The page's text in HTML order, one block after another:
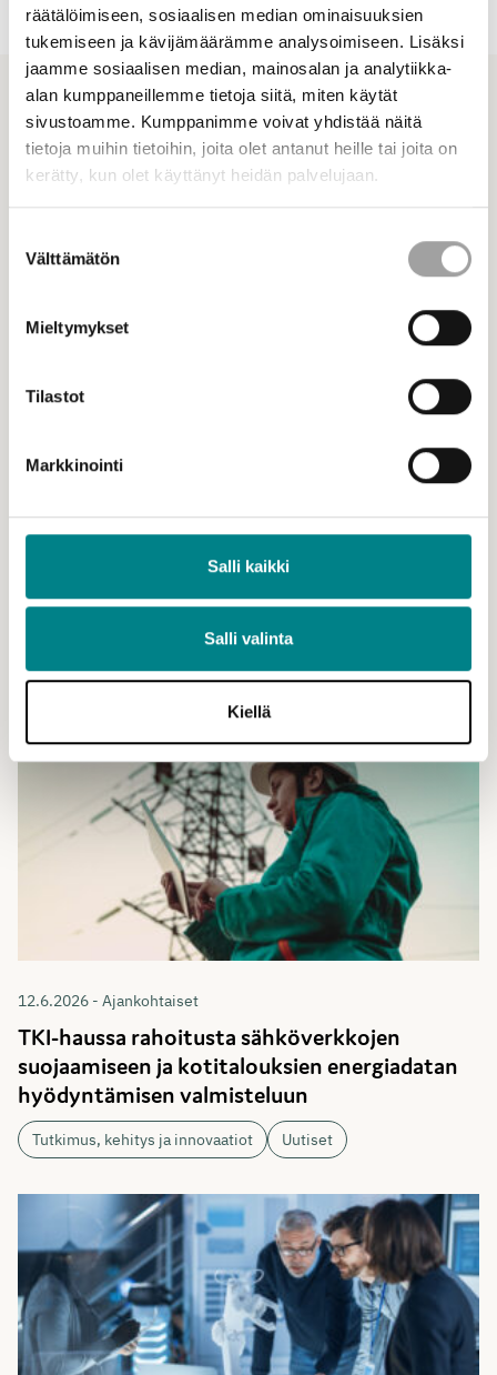
räätälöimiseen, sosiaalisen median ominaisuuksien
tukemiseen ja kävijämäärämme analysoimiseen. Lisäksi
jaamme sosiaalisen median, mainosalan ja analytiikka-
alan kumppaneillemme tietoja siitä, miten käytät
sivustoamme. Kumppanimme voivat yhdistää näitä
tietoja muihin tietoihin, joita olet antanut heille tai joita on
kerätty, kun olet käyttänyt heidän palvelujaan.
valinta
Välttämätön
Mieltymykset
Tilastot
Markkinointi
Salli kaikki
Salli valinta
Kiellä
Ajankohtaiset
Katso myös
Katso kaikki ajankohtaiset
STEK lomailee heinäkuun
12.6.2026 - Ajankohtaiset
TKI-haussa rahoitusta sähköverkkojen
suojaamiseen ja kotitalouksien energiadatan
hyödyntämisen valmisteluun
Tutkimus, kehitys ja innovaatiot Uutiset